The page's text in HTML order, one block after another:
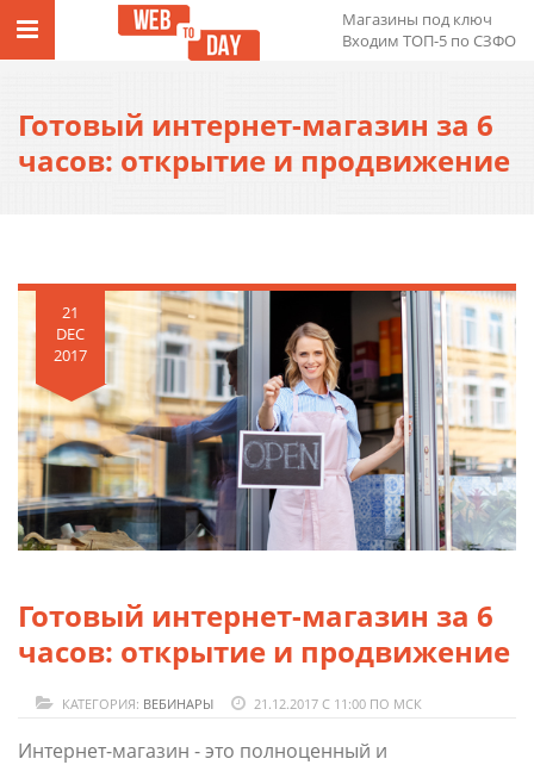
Магазины под ключ
Входим ТОП-5 по СЗФО
Готовый интернет-магазин за 6
часов: открытие и продвижение
21
DEC
2017
Готовый интернет-магазин за 6
часов: открытие и продвижение
КАТЕГОРИЯ: ВЕБИНАРЫ 21.12.2017 С 11:00 ПО МСК
Интернет-магазин - это полноценный и